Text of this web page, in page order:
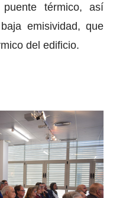
térmico, así
emisividad, que
del edificio.